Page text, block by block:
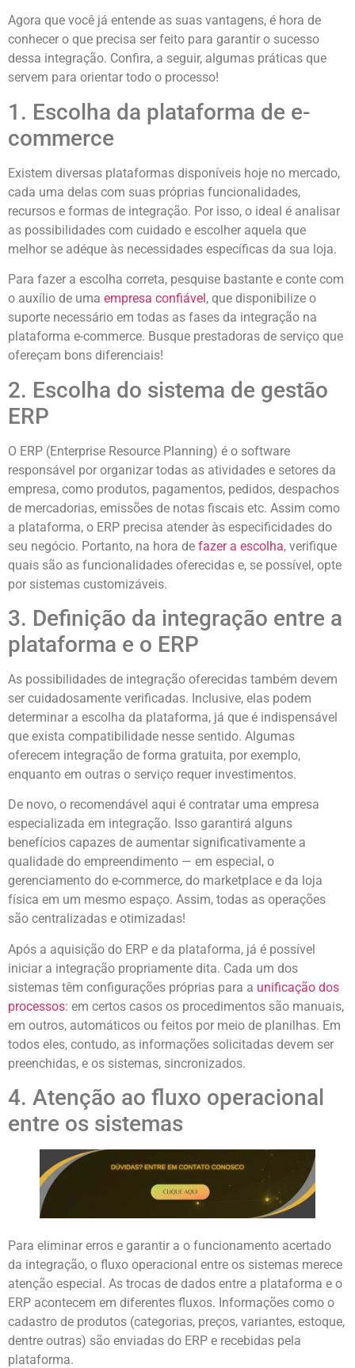
Agora que você já entende as suas vantagens, é hora de
conhecer o que precisa ser feito para garantir o sucesso
dessa integração. Confira, a seguir, algumas práticas que
servem para orientar todo o processo!
1. Escolha da plataforma de e-
commerce
Existem diversas plataformas disponíveis hoje no mercado,
cada uma delas com suas próprias funcionalidades,
recursos e formas de integração. Por isso, o ideal é analisar
as possibilidades com cuidado e escolher aquela que
melhor se adéque às necessidades específicas da sua loja.
Para fazer a escolha correta, pesquise bastante e conte com
o auxílio de uma empresa confiável, que disponibilize o
suporte necessário em todas as fases da integração na
plataforma e-commerce. Busque prestadoras de serviço que
ofereçam bons diferenciais!
2. Escolha do sistema de gestão
ERP
O ERP (Enterprise Resource Planning) é o software
responsável por organizar todas as atividades e setores da
empresa, como produtos, pagamentos, pedidos, despachos
de mercadorias, emissões de notas fiscais etc. Assim como
a plataforma, o ERP precisa atender às especificidades do
seu negócio. Portanto, na hora de fazer a escolha, verifique
quais são as funcionalidades oferecidas e, se possível, opte
por sistemas customizáveis.
3. Definição da integração entre a
plataforma e o ERP
As possibilidades de integração oferecidas também devem
ser cuidadosamente verificadas. Inclusive, elas podem
determinar a escolha da plataforma, já que é indispensável
que exista compatibilidade nesse sentido. Algumas
oferecem integração de forma gratuita, por exemplo,
enquanto em outras o serviço requer investimentos.
De novo, o recomendável aqui é contratar uma empresa
especializada em integração. Isso garantirá alguns
benefícios capazes de aumentar significativamente a
qualidade do empreendimento — em especial, o
gerenciamento do e-commerce, do marketplace e da loja
física em um mesmo espaço. Assim, todas as operações
são centralizadas e otimizadas!
Após a aquisição do ERP e da plataforma, já é possível
iniciar a integração propriamente dita. Cada um dos
sistemas têm configurações próprias para a unificação dos
processos: em certos casos os procedimentos são manuais,
em outros, automáticos ou feitos por meio de planilhas. Em
todos eles, contudo, as informações solicitadas devem ser
preenchidas, e os sistemas, sincronizados.
4. Atenção ao fluxo operacional
entre os sistemas
Para eliminar erros e garantir a o funcionamento acertado
da integração, o fluxo operacional entre os sistemas merece
atenção especial. As trocas de dados entre a plataforma e o
ERP acontecem em diferentes fluxos. Informações como o
cadastro de produtos (categorias, preços, variantes, estoque,
dentre outras) são enviadas do ERP e recebidas pela
plataforma.